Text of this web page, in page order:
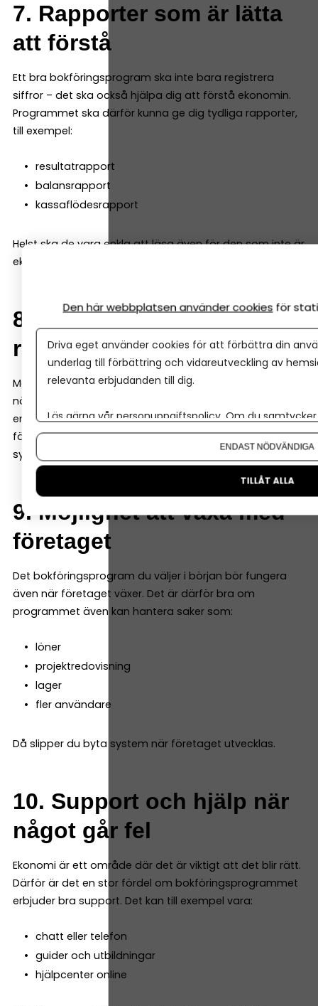
7. Rapporter som är lätta
att förstå
Ett bra bokföringsprogram ska inte bara registrera
siffror – det ska också hjälpa dig att förstå ekonomin.
Programmet ska därför kunna ge dig tydliga rapporter,
till exempel:
resultatrapport
balansrapport
kassaflödesrapport
Helst ska de vara enkla att läsa även för den som inte är
ekonom.
8. Samarbete med
redovisningskonsult
Många företag väljer att anlita en redovisningskonsult
när de växer. Då är det viktigt att programmet gör det
enkelt att dela bokföringen. Många system låter både
företagaren och redovisningskonsulten arbeta i samma
system samtidigt.
9. Möjlighet att växa med
företaget
Det bokföringsprogram du väljer i början bör fungera
även när företaget växer. Det är därför bra om
programmet även kan hantera saker som:
löner
projektredovisning
lager
fler användare
Då slipper du byta system när företaget utvecklas.
10. Support och hjälp när
något går fel
Ekonomi är ett område där det är viktigt att det blir rätt.
Därför är det en stor fördel om bokföringsprogrammet
erbjuder bra support. Det kan till exempel vara:
chatt eller telefon
guider och utbildningar
hjälpcenter online
Den här webbplatsen använder cookies för
Driva eget använder cookies för att förbättra din
underlag till förbättring och vidareutveckling av
relevanta erbjudanden till dig.
Läs gärna vår personuppgiftspolicy. Om du
Om du vill ändra ditt val i efterhand hittar du den
ENDAST NÖDVÄNDIGA
TILLÅT ALLA